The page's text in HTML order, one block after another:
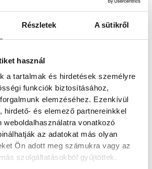
Részletek A sütikről
használ
a tartalmak és hirdetések személyre
funkciók biztosításához,
elemzéséhez. Ezenkívül
hirdető- és elemező partnereinkkel
weboldalhasználatra vonatkozó
az adatokat más olyan
Ön adott meg számukra vagy az
szolgáltatásokból gyűjtöttek.
volt, de nem
ezzel egyedül lennék, talán a
díjazta legjobban.
megható,
régi